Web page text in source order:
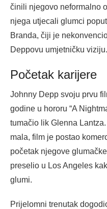
činili njegovo neformalno
njega utjecali glumci
Branda, čiji je
Deppovu umjetničku viziju.
Početak karijere
Johnny Depp svoju prvu
godine u hororu “A
tumačio lik Glenna
mala, film je postao
početak njegove
preselio u Los Angeles
glumi.
Prijelomni trenutak